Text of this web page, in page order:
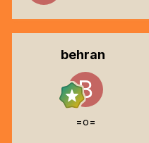
behran
=o=